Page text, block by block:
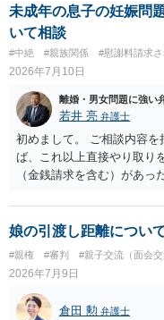
なくて賃貸借にするという
せん。 これが法律上の話で
だからお前が払えよ！と怒
すが，法律上は，夫と義母
するか否かを決め，夫が義
をしない場合に，義母がど
かありません（抵当権の解
の支払を相談者に請求した
ん。変な賃貸借契約書（な
が作成されない限り，相談
ず，請求してくるのだとす
について，どのように評価
除は，金融機関（担保権者
ーンの支払いもしなければ
（おそらく，建物も共同担
ほど問題ありません。）売
名義人である夫に請求され
なく，連帯保証人でもあり
未成年の息子の妊娠問
いて相談
#中絶 #親族関係 #慰謝料請求
2026年7月10日
離婚・男女問題に強い
若井 亮 弁護士
初めまして。 ご相談内容
ば、これ以上直接やり取り
（金銭請求を含む）があ
いのであれば、基本的には
れ以上の要求を回避するた
す。 特に重要な点として
確認する条項（清算条項）
を払うにしても、紛争が蒸
交わすようにしてください。
娘の引渡し距離につい
#親権 #審判 #親子交流（面会交
2026年7月9日
倉田 勲 弁護士